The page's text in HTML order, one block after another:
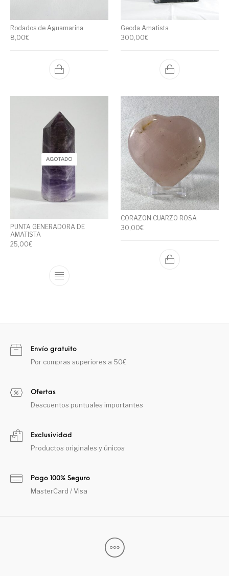
Rodados de Aguamarina
8,00€
Geoda Amatista
300,00€
AGOTADO
PUNTA GENERADORA DE
AMATISTA
25,00€
CORAZON CUARZO ROSA
30,00€
Envío gratuito
Por compras superiores a 50€
Ofertas
Descuentos puntuales importantes
Exclusividad
Productos originales y únicos
Pago 100% Seguro
MasterCard / Visa